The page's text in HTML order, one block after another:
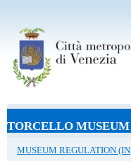
TORCELLO MUSEUM
MUSEUM REGULATION (IN